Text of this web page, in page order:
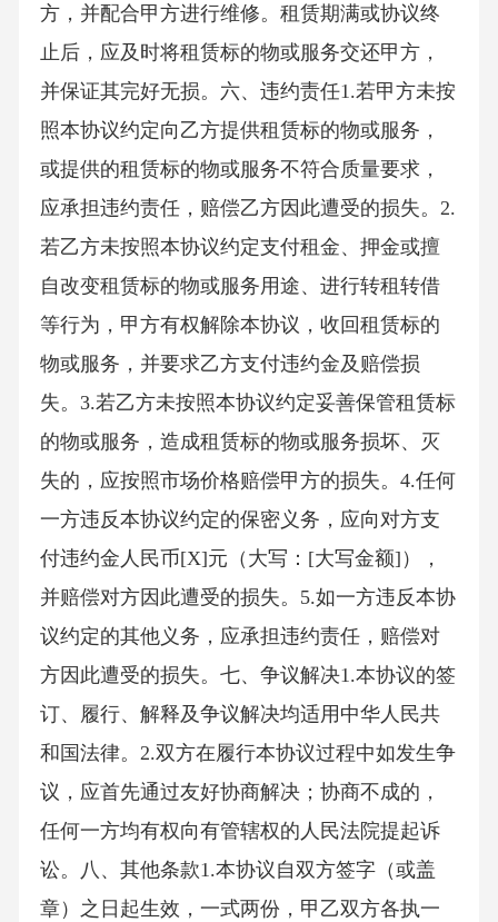
方，并配合甲方进行维修。租赁期满或协议终
止后，应及时将租赁标的物或服务交还甲方，
并保证其完好无损。六、违约责任1.若甲方未按
照本协议约定向乙方提供租赁标的物或服务，
或提供的租赁标的物或服务不符合质量要求，
应承担违约责任，赔偿乙方因此遭受的损失。2.
若乙方未按照本协议约定支付租金、押金或擅
自改变租赁标的物或服务用途、进行转租转借
等行为，甲方有权解除本协议，收回租赁标的
物或服务，并要求乙方支付违约金及赔偿损
失。3.若乙方未按照本协议约定妥善保管租赁标
的物或服务，造成租赁标的物或服务损坏、灭
失的，应按照市场价格赔偿甲方的损失。4.任何
一方违反本协议约定的保密义务，应向对方支
付违约金人民币[X]元（大写：[大写金额]），
并赔偿对方因此遭受的损失。5.如一方违反本协
议约定的其他义务，应承担违约责任，赔偿对
方因此遭受的损失。七、争议解决1.本协议的签
订、履行、解释及争议解决均适用中华人民共
和国法律。2.双方在履行本协议过程中如发生争
议，应首先通过友好协商解决；协商不成的，
任何一方均有权向有管辖权的人民法院提起诉
讼。八、其他条款1.本协议自双方签字（或盖
章）之日起生效，一式两份，甲乙双方各执一